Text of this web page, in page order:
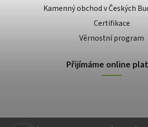
Kamenný obchod v Českých
Certifikace
Věrnostní program
Přijímáme online